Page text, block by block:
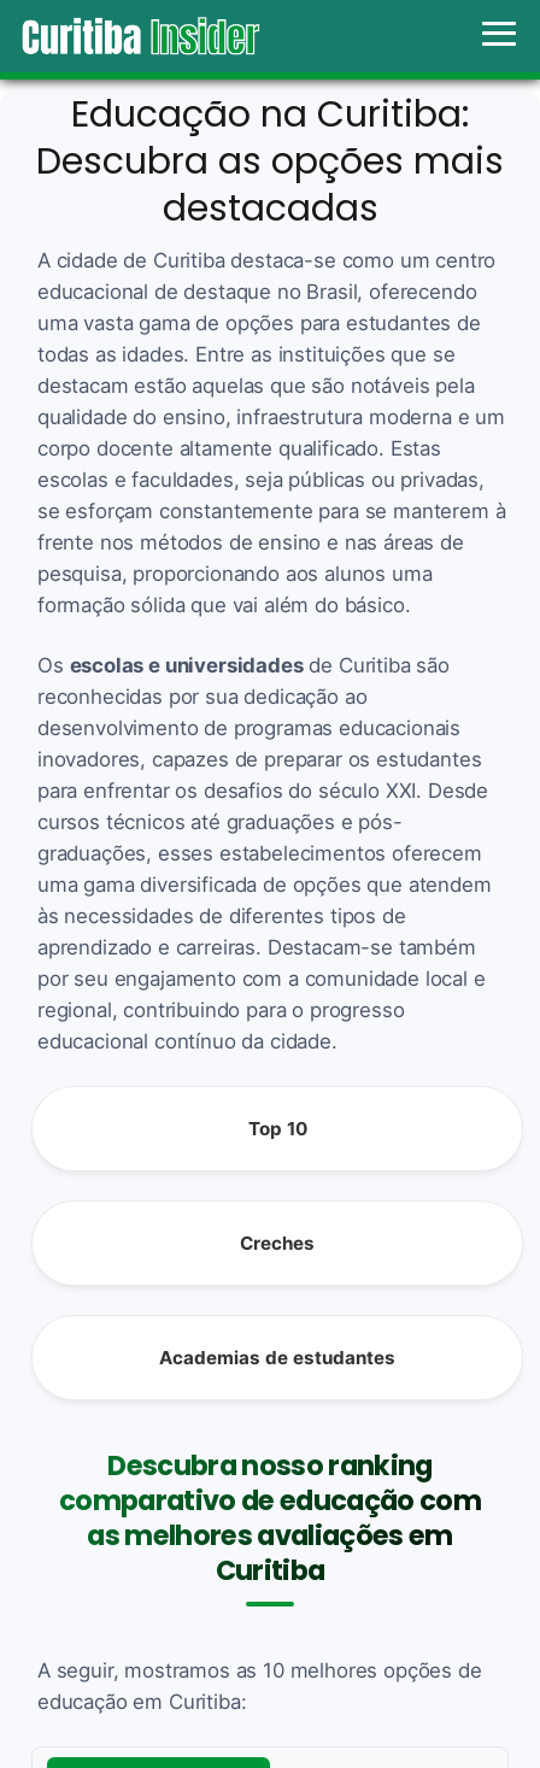
Educação na Curitiba:
Descubra as opções mais
destacadas
A cidade de Curitiba destaca-se como um centro
educacional de destaque no Brasil, oferecendo
uma vasta gama de opções para estudantes de
todas as idades. Entre as instituições que se
destacam estão aquelas que são notáveis pela
qualidade do ensino, infraestrutura moderna e um
corpo docente altamente qualificado. Estas
escolas e faculdades, seja públicas ou privadas,
se esforçam constantemente para se manterem à
frente nos métodos de ensino e nas áreas de
pesquisa, proporcionando aos alunos uma
formação sólida que vai além do básico.
Os escolas e universidadesde Curitiba são
reconhecidas por sua dedicação ao
desenvolvimento de programas educacionais
inovadores, capazes de preparar os estudantes
para enfrentar os desafios do século XXI. Desde
cursos técnicos até graduações e pós-
graduações, esses estabelecimentos oferecem
uma gama diversificada de opções que atendem
às necessidades de diferentes tipos de
aprendizado e carreiras. Destacam-se também
por seu engajamento com a comunidade local e
regional, contribuindo para o progresso
educacional contínuo da cidade.
Top 10
Creches
Academias de estudantes
Descubra nosso ranking
comparativo de educação com
as melhores avaliações em
Curitiba
A seguir, mostramos as 10 melhores opções de
educação em Curitiba: